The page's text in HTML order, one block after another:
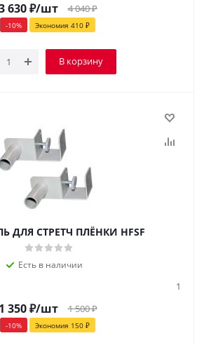
630₽/шт 4 040₽
-10% Экономия 410 ₽
В корзину
ДЛЯ СТРЕТЧ ПЛЁНКИ HFSF
Есть в наличии
1
1 350₽/шт 1 500₽
-10% Экономия 150 ₽